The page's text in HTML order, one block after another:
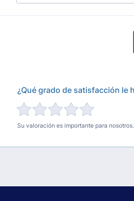
¿Qué grado de satisfacción le
Su valoración es importante para